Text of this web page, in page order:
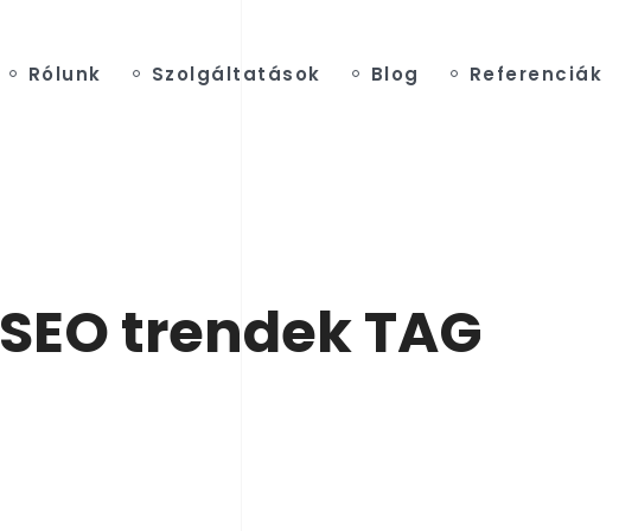
Rólunk Szolgáltatások Blog Referenciák
SEO trendek TAG